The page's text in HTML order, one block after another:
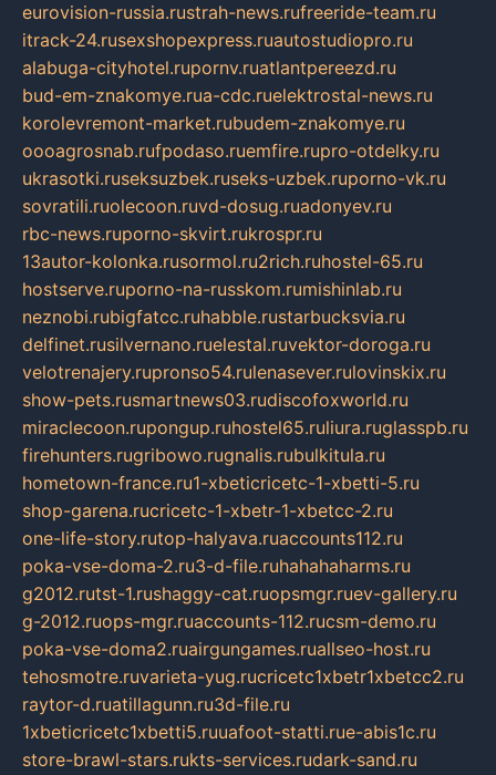
eurovision-russia.rustrah-news.rufreeride-team.ru
itrack-24.rusexshopexpress.ruautostudiopro.ru
alabuga-cityhotel.rupornv.ruatlantpereezd.ru
bud-em-znakomye.rua-cdc.ruelektrostal-news.ru
korolevremont-market.rubudem-znakomye.ru
oooagrosnab.rufpodaso.ruemfire.rupro-otdelky.ru
ukrasotki.ruseksuzbek.ruseks-uzbek.ruporno-vk.ru
sovratili.ruolecoon.ruvd-dosug.ruadonyev.ru
rbc-news.ruporno-skvirt.rukrospr.ru
13autor-kolonka.rusormol.ru2rich.ruhostel-65.ru
hostserve.ruporno-na-russkom.rumishinlab.ru
neznobi.rubigfatcc.ruhabble.rustarbucksvia.ru
delfinet.rusilvernano.ruelestal.ruvektor-doroga.ru
velotrenajery.rupronso54.rulenasever.rulovinskix.ru
show-pets.rusmartnews03.rudiscofoxworld.ru
miraclecoon.rupongup.ruhostel65.ruliura.ruglasspb.ru
firehunters.rugribowo.rugnalis.rubulkitula.ru
hometown-france.ru1-xbeticricetc-1-xbetti-5.ru
shop-garena.rucricetc-1-xbetr-1-xbetcc-2.ru
one-life-story.rutop-halyava.ruaccounts112.ru
poka-vse-doma-2.ru3-d-file.ruhahahaharms.ru
g2012.rutst-1.rushaggy-cat.ruopsmgr.ruev-gallery.ru
g-2012.ruops-mgr.ruaccounts-112.rucsm-demo.ru
poka-vse-doma2.ruairgungames.ruallseo-host.ru
tehosmotre.ruvarieta-yug.rucricetc1xbetr1xbetcc2.ru
raytor-d.ruatillagunn.ru3d-file.ru
1xbeticricetc1xbetti5.ruuafoot-statti.rue-abis1c.ru
store-brawl-stars.rukts-services.rudark-sand.ru